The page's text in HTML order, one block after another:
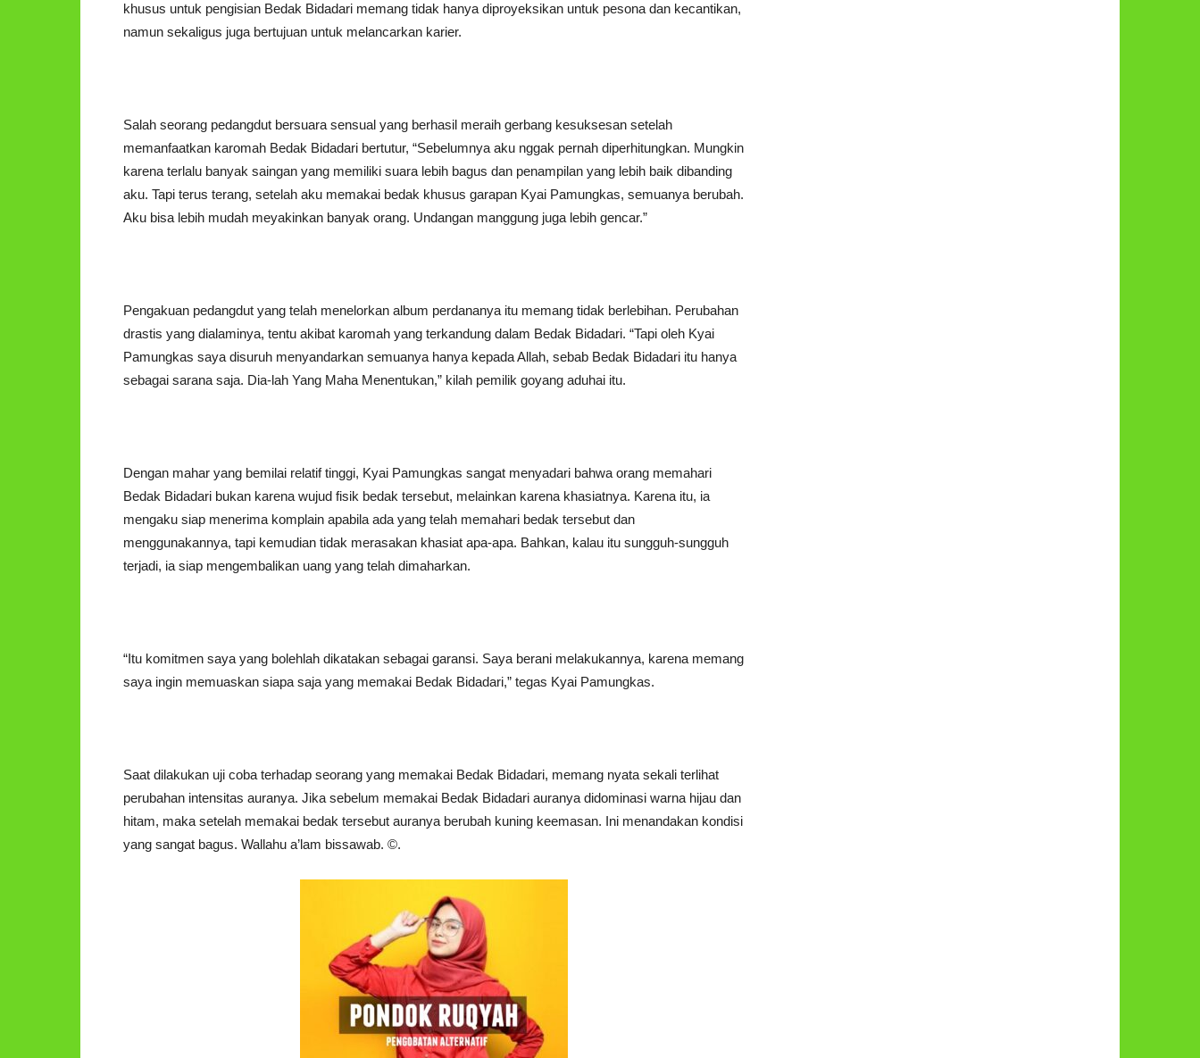
khusus untuk pengisian Bedak Bidadari memang tidak hanya diproyeksikan untuk pesona dan kecantikan,
namun sekaligus juga bertujuan untuk melancarkan karier.
Salah seorang pedangdut bersuara sensual yang berhasil meraih gerbang kesuksesan setelah
memanfaatkan karomah Bedak Bidadari bertutur, “Sebelumnya aku nggak pernah diperhitungkan. Mungkin
karena terlalu banyak saingan yang memiliki suara lebih bagus dan penampilan yang lebih baik dibanding
aku. Tapi terus terang, setelah aku memakai bedak khusus garapan Kyai Pamungkas, semuanya berubah.
Aku bisa lebih mudah meyakinkan banyak orang. Undangan manggung juga lebih gencar.”
Pengakuan pedangdut yang telah menelorkan album perdananya itu memang tidak berlebihan. Perubahan
drastis yang dialaminya, tentu akibat karomah yang terkandung dalam Bedak Bidadari. “Tapi oleh Kyai
Pamungkas saya disuruh menyandarkan semuanya hanya kepada Allah, sebab Bedak Bidadari itu hanya
sebagai sarana saja. Dia-lah Yang Maha Menentukan,” kilah pemilik goyang aduhai itu.
Dengan mahar yang bemilai relatif tinggi, Kyai Pamungkas sangat menyadari bahwa orang memahari
Bedak Bidadari bukan karena wujud fisik bedak tersebut, melainkan karena khasiatnya. Karena itu, ia
mengaku siap menerima komplain apabila ada yang telah memahari bedak tersebut dan
menggunakannya, tapi kemudian tidak merasakan khasiat apa-apa. Bahkan, kalau itu sungguh-sungguh
terjadi, ia siap mengembalikan uang yang telah dimaharkan.
“Itu komitmen saya yang bolehlah dikatakan sebagai garansi. Saya berani melakukannya, karena memang
saya ingin memuaskan siapa saja yang memakai Bedak Bidadari,” tegas Kyai Pamungkas.
Saat dilakukan uji coba terhadap seorang yang memakai Bedak Bidadari, memang nyata sekali terlihat
perubahan intensitas auranya. Jika sebelum memakai Bedak Bidadari auranya didominasi warna hijau dan
hitam, maka setelah memakai bedak tersebut auranya berubah kuning keemasan. Ini menandakan kondisi
yang sangat bagus. Wallahu a’lam bissawab. ©️.